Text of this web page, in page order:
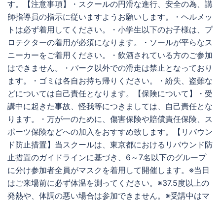
す。【注意事項】・スクールの円滑な進行、安全の為、講
師指導員の指示に従いますようお願いします。・ヘルメッ
トは必ず着用してください。・小学生以下のお子様は、プ
ロテクターの着用が必須になります。・ソールが平らなス
ニーカーをご着用ください。・飲酒されている方のご参加
はできません。・パーク以外での滑走は禁止となっており
ます。・ゴミは各自お持ち帰りください。・紛失、盗難な
どについては自己責任となります。【保険について】・受
講中に起きた事故、怪我等につきましては、自己責任とな
ります。・万が一のために、傷害保険や賠償責任保険、ス
ポーツ保険などへの加入をおすすめ致します。【リバウン
ド防止措置】当スクールは、東京都におけるリバウンド防
止措置のガイドラインに基づき、6～7名以下のグループ
に分け参加者全員がマスクを着用して開催します。※当日
はご来場前に必ず体温を測ってください。※37.5度以上の
発熱や、体調の悪い場合は参加できません。※受講中はマ